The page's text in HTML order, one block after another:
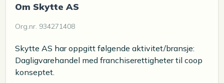
Om Skytte AS
Org.nr. 934271408
Skytte AS har oppgitt følgende aktivitet/bransje:
Dagligvarehandel med franchiserettigheter til coop
konseptet.